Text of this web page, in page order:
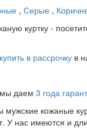
, Серые ,
куртку -
купить в рассрочку в
мы даем 3 года
мужские кожаные
У нас имеются и